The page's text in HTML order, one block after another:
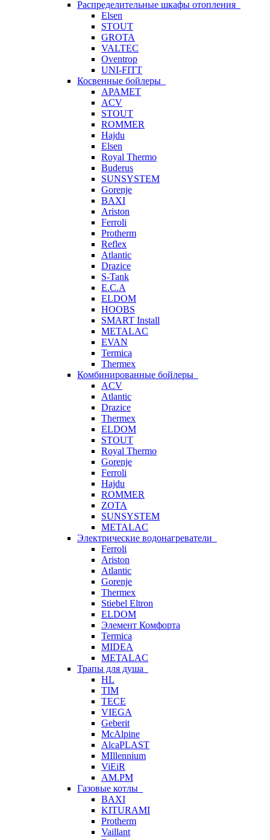
Распределительные шкафы отопления
Elsen
STOUT
GROTA
VALTEC
Oventrop
UNI-FITT
Косвенные бойлеры
APAMET
ACV
STOUT
ROMMER
Hajdu
Elsen
Royal Thermo
Buderus
SUNSYSTEM
Gorenje
BAXI
Ariston
Ferroli
Protherm
Reflex
Atlantic
Drazice
S-Tank
E.C.A
ELDOM
HOOBS
SMART Install
METALAC
EVAN
Termica
Thermex
Комбинированные бойлеры
ACV
Atlantic
Drazice
Thermex
ELDOM
STOUT
Royal Thermo
Gorenje
Ferroli
Hajdu
ROMMER
ZOTA
SUNSYSTEM
METALAC
Электрические водонагреватели
Ferroli
Ariston
Atlantic
Gorenje
Thermex
Stiebel Eltron
ELDOM
Элемент Комфорта
Termica
MIDEA
METALAC
Трапы для душа
HL
TIM
TECE
VIEGA
Geberit
McAlpine
AlcaPLAST
MIllennium
ViEiR
AM.PM
Газовые котлы
BAXI
KITURAMI
Protherm
Vaillant